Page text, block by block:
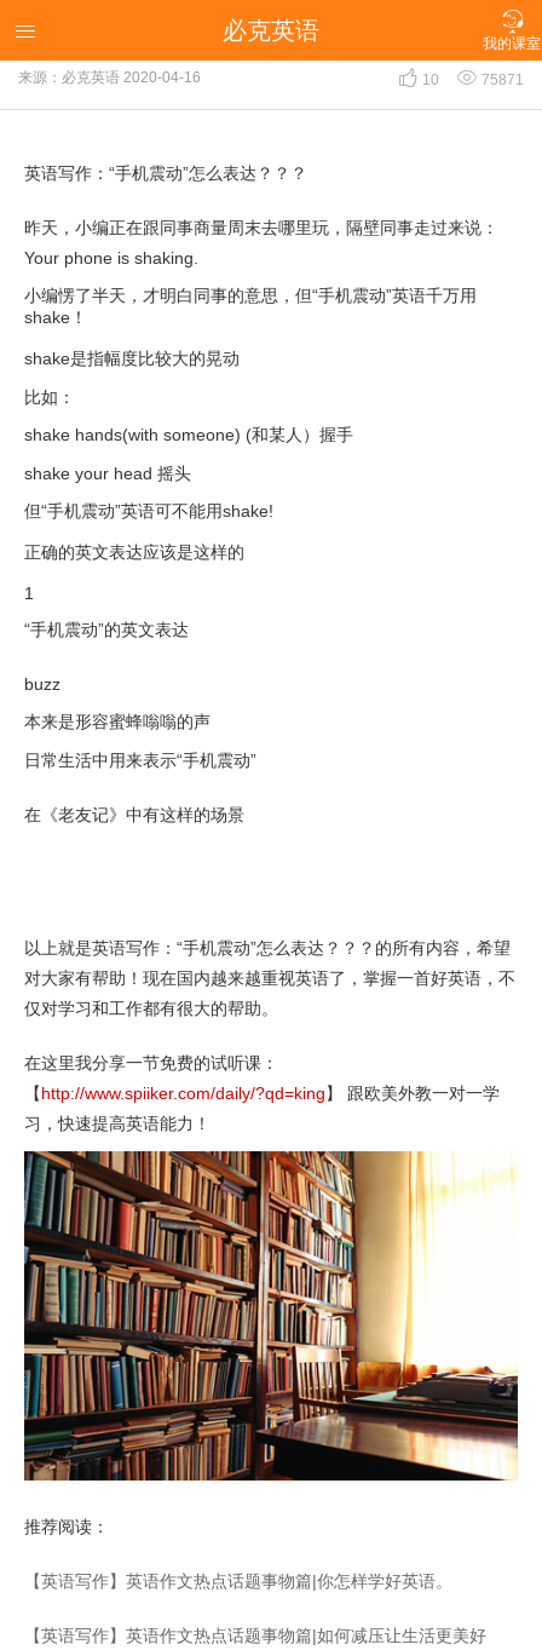

我的课室
 必克英语
英语写作：“手机震动”怎么表达？？？
来源：必克英语 2020-04-16  10  75871
英语写作：“手机震动”怎么表达？？？
昨天，小编正在跟同事商量周末去哪里玩，隔壁同事走过来说：
Your phone is shaking.
小编愣了半天，才明白同事的意思，但“手机震动”英语千万用
shake！
shake是指幅度比较大的晃动
比如：
shake hands(with someone) (和某人）握手
shake your head 摇头
但“手机震动”英语可不能用shake!
正确的英文表达应该是这样的
1
“手机震动”的英文表达
buzz
本来是形容蜜蜂嗡嗡的声
日常生活中用来表示“手机震动”
在《老友记》中有这样的场景
以上就是英语写作：“手机震动”怎么表达？？？的所有内容，希望
对大家有帮助！现在国内越来越重视英语了，掌握一首好英语，不
仅对学习和工作都有很大的帮助。
在这里我分享一节免费的试听课：
【http://www.spiiker.com/daily/?qd=king】 跟欧美外教一对一学
习，快速提高英语能力！
推荐阅读：
【英语写作】英语作文热点话题事物篇|你怎样学好英语。
【英语写作】英语作文热点话题事物篇|如何减压让生活更美好